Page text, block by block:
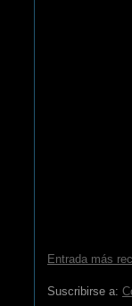
Entrada más
Suscribirse a: